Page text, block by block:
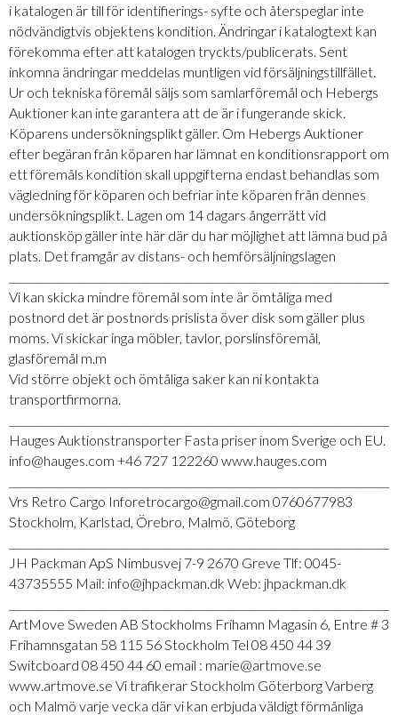
i katalogen är till för identifierings- syfte och återspeglar inte
nödvändigtvis objektens kondition. Ändringar i katalogtext kan
förekomma efter att katalogen tryckts/publicerats. Sent
inkomna ändringar meddelas muntligen vid försäljningstillfället.
Ur och tekniska föremål säljs som samlarföremål och Hebergs
Auktioner kan inte garantera att de är i fungerande skick.
Köparens undersökningsplikt gäller. Om Hebergs Auktioner
efter begäran från köparen har lämnat en konditionsrapport om
ett föremåls kondition skall uppgifterna endast behandlas som
vägledning för köparen och befriar inte köparen från dennes
undersökningsplikt. Lagen om 14 dagars ångerrätt vid
auktionsköp gäller inte här där du har möjlighet att lämna bud på
plats. Det framgår av distans- och hemförsäljningslagen
Vi kan skicka mindre föremål som inte är ömtåliga med
postnord det är postnords prislista över disk som gäller plus
moms. Vi skickar inga möbler, tavlor, porslinsföremål,
glasföremål m.m
Vid större objekt och ömtåliga saker kan ni kontakta
transportfirmorna.
Hauges Auktionstransporter Fasta priser inom Sverige och EU.
info@hauges.com +46 727 122260 www.hauges.com
Vrs Retro Cargo Inforetrocargo@gmail.com 0760677983
Stockholm, Karlstad, Örebro, Malmö, Göteborg
JH Packman ApS Nimbusvej 7-9 2670 Greve Tlf: 0045-
43735555 Mail: info@jhpackman.dk Web: jhpackman.dk
ArtMove Sweden AB Stockholms Frihamn Magasin 6, Entre # 3
Frihamnsgatan 58 115 56 Stockholm Tel 08 450 44 39
Switcboard 08 450 44 60 email : marie@artmove.se
www.artmove.se Vi trafikerar Stockholm Göterborg Varberg
och Malmö varje vecka där vi kan erbjuda väldigt förmånliga